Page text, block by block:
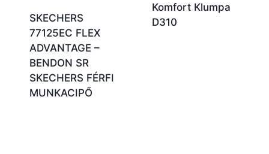
SKECHERS
77125EC FLEX
ADVANTAGE –
BENDON SR
SKECHERS FÉRFI
MUNKACIPŐ
Komfort Klumpa
D310